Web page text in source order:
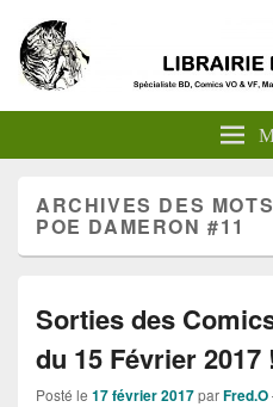
ARCHIVES DES
POE DAMERON #11
Sorties des
du 15 Février 2017
Posté le 17 février 2017parFred.O